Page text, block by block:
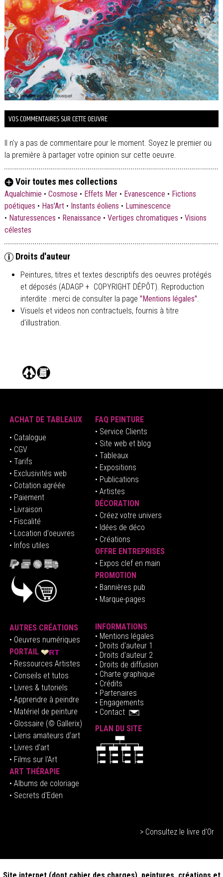
VOS COMMENTAIRES SUR CETTE OEUVRE
Il n'y a pas de commentaire pour le moment. Soyez le premier ou
la première à partager votre opinion sur cette oeuvre.
Voir toutes mes collections
Aqualchimie • Cosmose • Effets Mer• Evanescence • Fictions
poétiques • Has'Art• Instants éoliens • Luminescence
• Naturessences • Renaissance • Vertiges chromatiques • Visions
célestes
Droits d'auteur
Peintures, titres et textes descriptifs des oeuvres protégés
et déposés (ADAGP + COPYRIGHT DÉPÔT). Reproduction
interdite : merci de consulter la page "Mentions légales".
Visuels et videos non contractuels, fournis à titre
d'illustration.
ACHAT DE TABLEAUX
• Catalogue
• CGV
• Tarifs
• Exclusivités web
• Cotation agréée
• Paiement
• Livraison
• Fiscalité
• Location d'oeuvres
• Infos utiles
FAQ PEINTURE
• Service Clients
• Site web et blog
• Tableaux
• Expositions
• Publications
• Artistes
DÉCORATION
• Créez votre univers
• Idées de déco
• Créations
OFFRE ENTREPRISES
• Expos clef en main
PROMOTION
• Bannières pub
• Marque-pages
AUTRES CRÉATIONS
• Oeuvres numériques
PORTAIL
• Ressources Artistes
• Conseils et tutos
• Livres & tutoriels
• Apprendre à peindre
• Matériel de peinture
• Glossaire (© Gallerix)
• Liens amateurs d'art
• Livres d'art
• Films sur l'Art
ART THÉRAPIE
• Albums de coloriage
• Secrets d'Eden
INFORMATIONS
• Mentions légales
• Droits d'auteur1
• Droits d'auteur 2
• Droits de diffusion
• Charte graphique
• Crédits
• Partenaires
• Engagements
• Contact
PLAN DU SITE
> Consultez le livre d'Or